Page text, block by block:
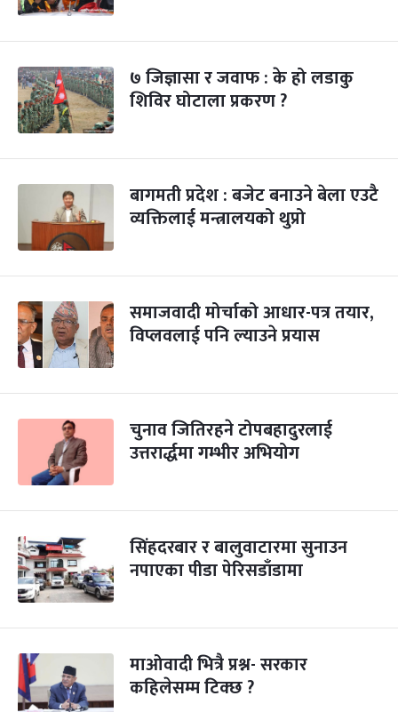
७ जिज्ञासा र जवाफ : के हो लडाकु
शिविर घोटाला प्रकरण ?
बागमती प्रदेश : बजेट बनाउने बेला एउटै
व्यक्तिलाई मन्त्रालयको थुप्रो
समाजवादी मोर्चाको आधार-पत्र तयार,
विप्लवलाई पनि ल्याउने प्रयास
चुनाव जितिरहने टोपबहादुरलाई
उत्तरार्द्धमा गम्भीर अभियोग
सिंहदरबार र बालुवाटारमा सुनाउन
नपाएका पीडा पेरिसडाँडामा
माओवादी भित्रै प्रश्न- सरकार
कहिलेसम्म टिक्छ ?